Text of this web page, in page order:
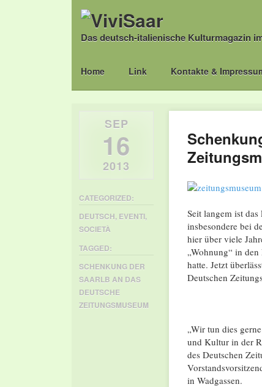
Das deutsch-italienische Kulturmagazin
Main menu
Skip
Home Link Kontakte &
Seit langem ist
insbesondere bei
hier über viele
„Wohnung“ in
hatte. Jetzt
Deutschen
„Wir tun dies
und Kultur in der
des Deutschen
in Wadgassen.
SEP
16
2013
CATEGORIZED:
DEUTSCH, EVENTI,
SOCIETÀ
TAGGED:
SCHENKUNG DER
SAARLB AN DAS
DEUTSCHE
ZEITUNGSMUSEUM